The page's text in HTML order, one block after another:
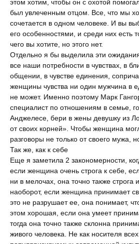
этом хотим, чтобы он с охотой
был увлеченным отцом. Все, что мы
сочетается в одном человеке. И вы
его особенностями, и среди них есть
чего вы хотите, но этого нет.
Отдельно я бы выделила эти
все наши потребности в чувствах, в
общении, в чувстве единения,
женщины чувства ни один мужчина в
не может. Именно поэтому Марк
специалист по отношениям в семье,
Анджелесе, бери в жены девушку из
от своих корней». Чтобы женщина
разговоры не только от своего мужа,
Так же, как к себе
Еще я заметила 2 закономерности,
если женщина очень строга к себе,
ни в мелочах, она точно также
наоборот, если женщина принимает
это не разрушает ее, она понимает,
этом хорошая, если она умеет
тогда она точно также склонна
живого человека. Не как носителя